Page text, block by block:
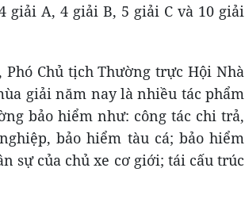
giải A, 4 giải B, 5 giải C và 10 giải
Chủ tịch Thường trực Hội Nhà
giải năm nay là nhiều tác phẩm
bảo hiểm như: công tác chi trả,
bảo hiểm tàu cá; bảo hiểm
sự của chủ xe cơ giới; tái cấu trúc